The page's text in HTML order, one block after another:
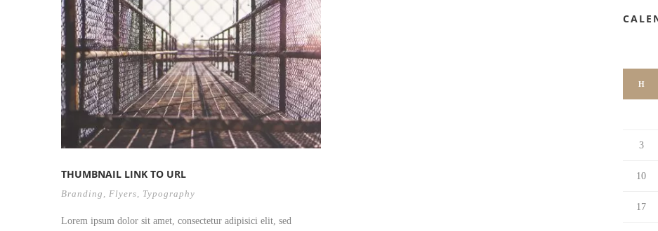
THUMBNAIL LINK TO URL
Branding , Flyers, Typography
Lorem ipsum dolor sit amet, consectetur adipisici elit, sed
H
3
10
17